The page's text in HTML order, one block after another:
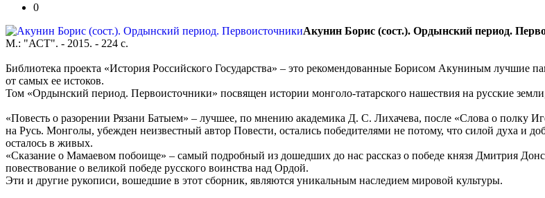
0
Акунин Борис (сост.). Ордынский период.
М.: "АСТ". - 2015. - 224 с.
Библиотека проекта «История Российского Государства» – это рекомендованные Борисом Акуниным лучшие
от самых ее истоков.
Том «Ордынский период. Первоисточники» посвящен истории монголо-татарского нашествия на русские
«Повесть о разорении Рязани Батыем» – лучшее, по мнению академика Д. С. Лихачева, после «Слова о полку
на Русь. Монголы, убежден неизвестный автор Повести, остались победителями не потому, что силой духа и
осталось в живых.
«Сказание о Мамаевом побоище» – самый подробный из дошедших до нас рассказ о победе князя Дмитрия
повествование о великой победе русского воинства над Ордой.
Эти и другие рукописи, вошедшие в этот сборник, являются уникальным наследием мировой культуры.